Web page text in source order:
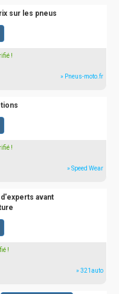
sur les pneus
!
» Pneus-moto.fr
!
» Speed Wear
avant
!
» 321auto